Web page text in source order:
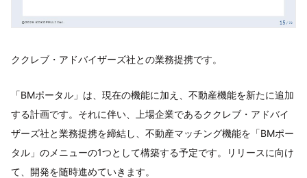
ククレブ・アドバイザーズ社との業務提携です。
「BMポータル」は、現在の機能に加え、不動産機能を新たに追加
する計画です。それに伴い、上場企業であるククレブ・アドバイ
ザーズ社と業務提携を締結し、不動産マッチング機能を「BMポー
タル」のメニューの1つとして構築する予定です。リリースに向け
て、開発を随時進めていきます。